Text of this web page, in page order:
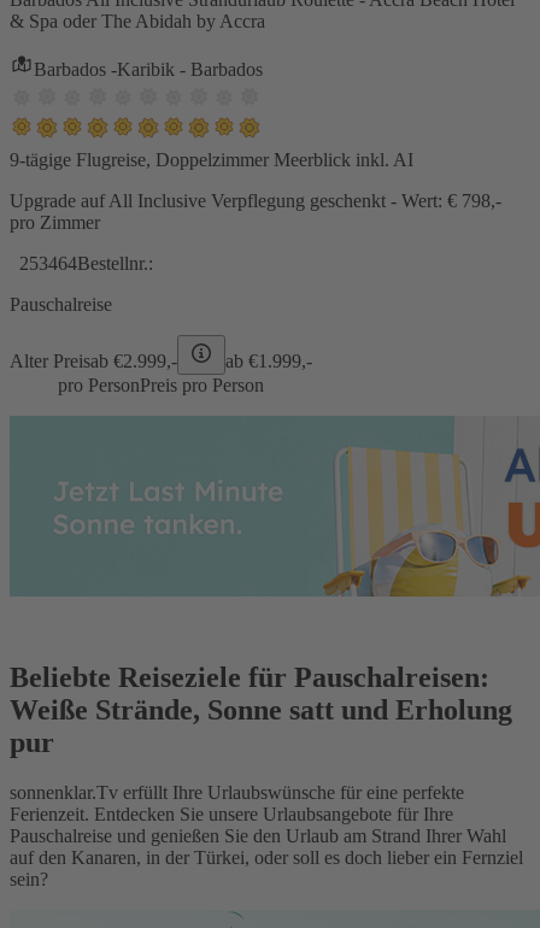
& Spa oder The Abidah by Accra
Barbados -Karibik - Barbados
9-tägige Flugreise, Doppelzimmer Meerblick inkl. AI
Upgrade auf All Inclusive Verpflegung geschenkt - Wert: € 798,-
pro Zimmer
253464Bestellnr.:
Pauschalreise
Alter Preisab €2.999,- ab €1.999,-
pro PersonPreis pro Person
Beliebte Reiseziele für Pauschalreisen:
Weiße Strände, Sonne satt und Erholung
pur
sonnenklar.Tv erfüllt Ihre Urlaubswünsche für eine perfekte
Ferienzeit. Entdecken Sie unsere Urlaubsangebote für Ihre
Pauschalreise und genießen Sie den Urlaub am Strand Ihrer Wahl
auf den Kanaren, in der Türkei, oder soll es doch lieber ein Fernziel
sein?